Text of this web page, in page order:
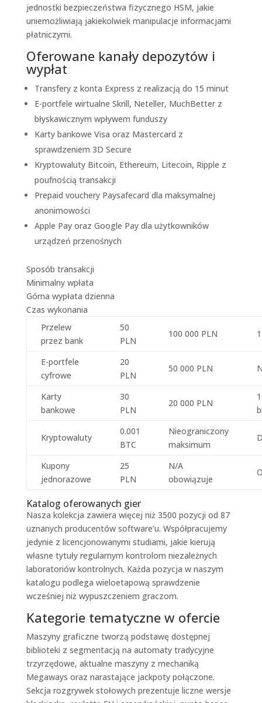
jednostki bezpieczeństwa fizycznego HSM, jakie
uniemożliwiają jakiekolwiek manipulacje informacjami
płatniczymi.
Oferowane kanały depozytów i
wypłat
Transfery z konta Express z realizacją do 15 minut
E-portfele wirtualne Skrill, Neteller, MuchBetter z
błyskawicznym wpływem funduszy
Karty bankowe Visa oraz Mastercard z
sprawdzeniem 3D Secure
Kryptowaluty Bitcoin, Ethereum, Litecoin, Ripple z
poufnością transakcji
Prepaid vouchery Paysafecard dla maksymalnej
anonimowości
Apple Pay oraz Google Pay dla użytkowników
urządzeń przenośnych
Sposób transakcji
Minimalny wpłata
Górna wypłata dzienna
Czas wykonania
Przelew
przez bank
50
PLN
100 000 PLN
E-portfele
cyfrowe
20
PLN
50 000 PLN
Karty
bankowe
30
PLN
20 000 PLN
Kryptowaluty
0.001
BTC
Nieograniczony
maksimum
Kupony
jednorazowe
25
PLN
N/A
obowiązuje
Katalog oferowanych gier
Nasza kolekcja zawiera więcej niż 3500 pozycji od 87
uznanych producentów software’u. Współpracujemy
jedynie z licencjonowanymi studiami, jakie kierują
własne tytuły regularnym kontrolom niezależnych
laboratoriów kontrolnych. Każda pozycja w naszym
katalogu podlega wieloetapową sprawdzenie
wcześniej niż wypuszczeniem graczom.
Kategorie tematyczne w ofercie
Maszyny graficzne tworzą podstawę dostępnej
biblioteki z segmentacją na automaty tradycyjne
trzyrzędowe, aktualne maszyny z mechaniką
Megaways oraz narastające jackpoty połączone.
Sekcja rozgrywek stołowych prezentuje liczne wersje